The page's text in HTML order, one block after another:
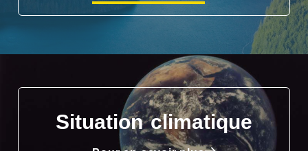
Situation climatique